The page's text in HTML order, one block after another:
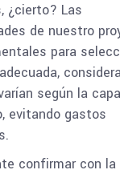
¿cierto? Las
de nuestro
para
según la
evitando gastos
confirmar con la